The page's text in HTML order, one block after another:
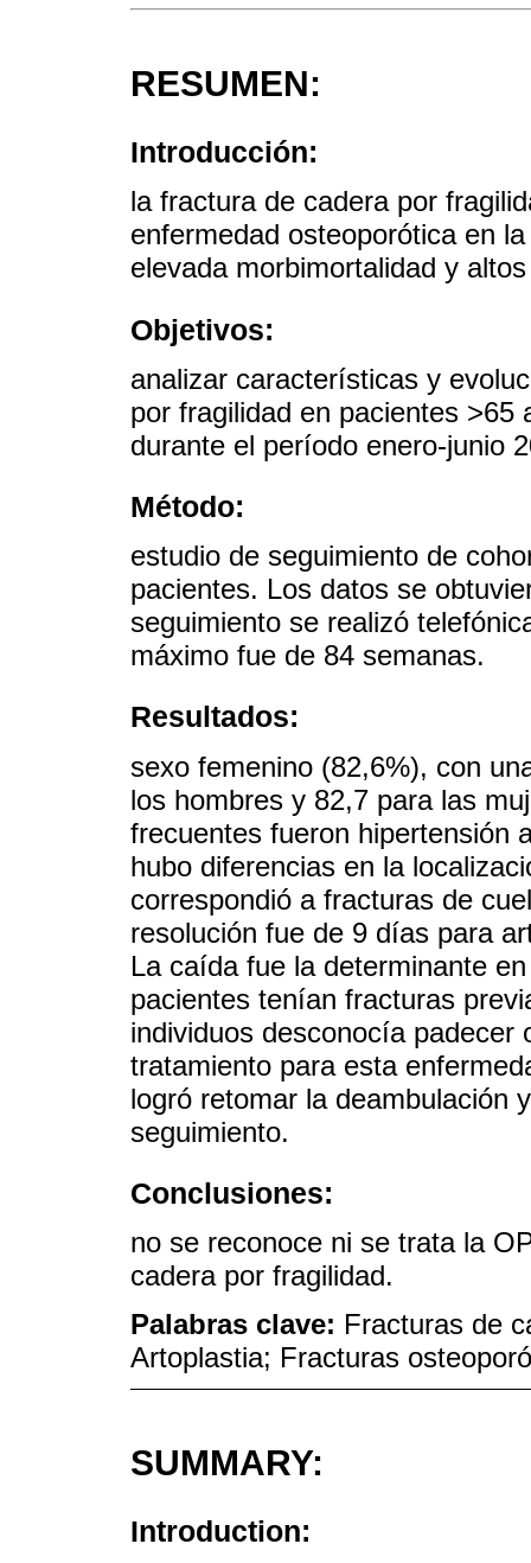
RESUMEN:
Introducción:
la fractura de cadera por
enfermedad osteoporótica en
elevada morbimortalidad y
Objetivos:
analizar características y
por fragilidad en pacientes
durante el período enero-junio
Método:
estudio de seguimiento de
pacientes. Los datos se
seguimiento se realizó
máximo fue de 84 semanas.
Resultados:
sexo femenino (82,6%), con
los hombres y 82,7 para las
frecuentes fueron hipertensión
hubo diferencias en la
correspondió a fracturas de
resolución fue de 9 días para
La caída fue la determinante
pacientes tenían fracturas
individuos desconocía
tratamiento para esta
logró retomar la deambulación
seguimiento.
Conclusiones:
no se reconoce ni se trata la
cadera por fragilidad.
Palabras clave: Fracturas de
Artoplastia; Fracturas
SUMMARY:
Introduction: